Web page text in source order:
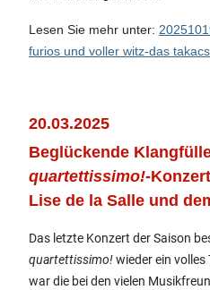
Lesen Sie mehr unter:
furios und voller witz-das
20.03.2025
Beglückende
quartettissimo!-
Lise de la Salle und
Das letzte Konzert der Saison
quartettissimo!wieder ein volles
war die bei den vielen